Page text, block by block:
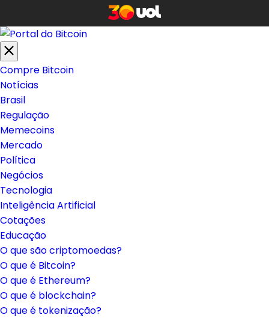
Compre Bitcoin
Notícias
Brasil
Regulação
Memecoins
Mercado
Política
Negócios
Tecnologia
Inteligência Artificial
Cotações
Educação
O que são criptomoedas?
O que é Bitcoin?
O que é Ethereum?
O que é blockchain?
O que é tokenização?